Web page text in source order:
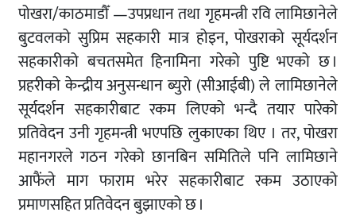
पोखरा/काठमाडौँ —उपप्रधान तथा गृहमन्त्री रवि लामिछानेले
बुटवलको सुप्रिम सहकारी मात्र होइन, पोखराको सूर्यदर्शन
सहकारीको बचतसमेत हिनामिना गरेको पुष्टि भएको छ ।
प्रहरीको केन्द्रीय अनुसन्धान ब्युरो (सीआईबी) ले लामिछानेले
सूर्यदर्शन सहकारीबाट रकम लिएको भन्दै तयार पारेको
प्रतिवेदन उनी गृहमन्त्री भएपछि लुकाएका थिए । तर, पोखरा
महानगरले गठन गरेको छानबिन समितिले पनि लामिछाने
आफैंले माग फाराम भरेर सहकारीबाट रकम उठाएको
प्रमाणसहित प्रतिवेदन बुझाएको छ ।